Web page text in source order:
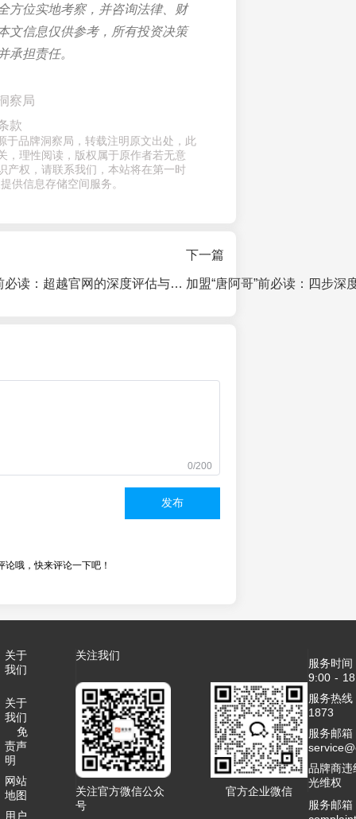
方位实地考察，并咨询法律、财
文信息仅供参考，所有投资决策
承担责任。
察局
款
于品牌洞察局，转载注明原文出处，此
，理性阅读，版权属于原作者若无意
产权，请联系我们，本站将在第一时
供信息存储空间服务。
加盟“一贯好鲍”前必读：超越官网的深度评估与风险规避全指南
下一篇
0/200
发布
论哦，快来评论一下吧！
关于
我们
关于
我们
免
责声
明
网站
地图
用户
关注我们
关注官方微信公众
号
官方企业微信
服务时
9:00 -
服务热
1873
服务邮箱
品牌商违
光维权
服务邮箱